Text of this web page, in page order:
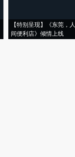
【特别呈现】《东莞，人
间便利店》倾情上线